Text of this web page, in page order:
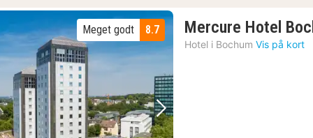
Forrige billede Næste billede
8.7
Meget godt Mercure Hotel
Hotel i Bochum Vis på kort